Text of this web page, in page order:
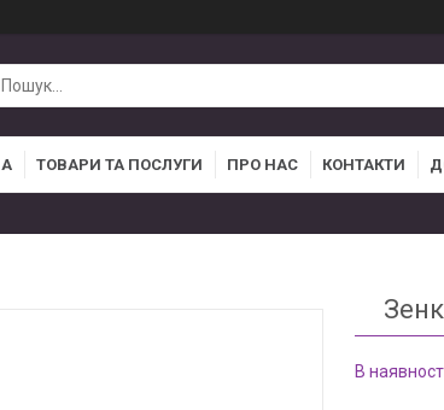
ТОВАРИ ТА ПОСЛУГИ ПРО НАС КОНТАКТИ
В